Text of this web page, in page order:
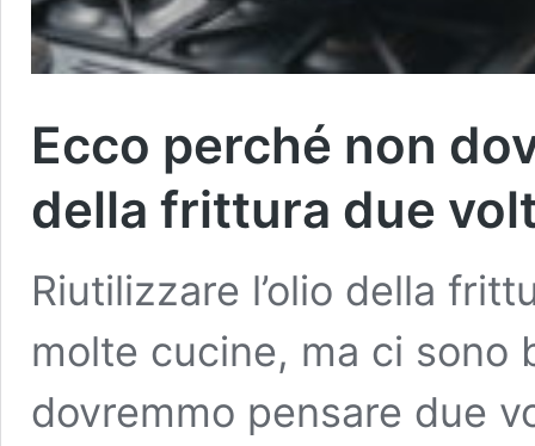
Ecco perché non
della frittura due
Riutilizzare l’olio della
molte cucine, ma ci sono
dovremmo pensare due